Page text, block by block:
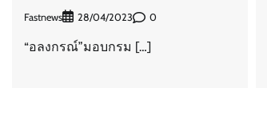
Fastnews 28/04/2023 0
“อลงกรณ์”มอบกรม […]